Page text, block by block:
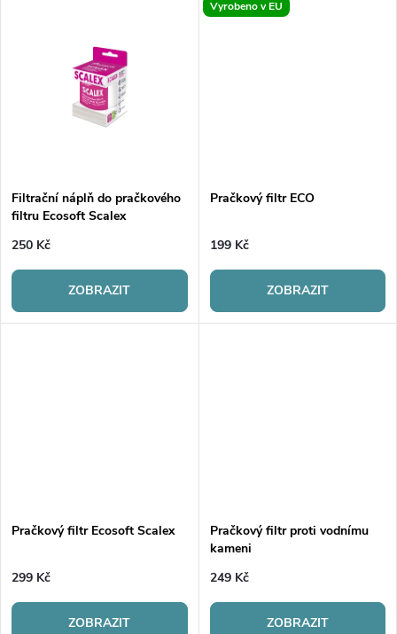
ů
ů
Filtrační náplň do pračkového
filtru Ecosoft Scalex
250 Kč
ZOBRAZIT
Vyrobeno v EU
Pračkový filtr ECO
199 Kč
ZOBRAZIT
Pračkový filtr Ecosoft Scalex
299 Kč
ZOBRAZIT
Pračkový filtr proti vodnímu
kameni
249 Kč
ZOBRAZIT